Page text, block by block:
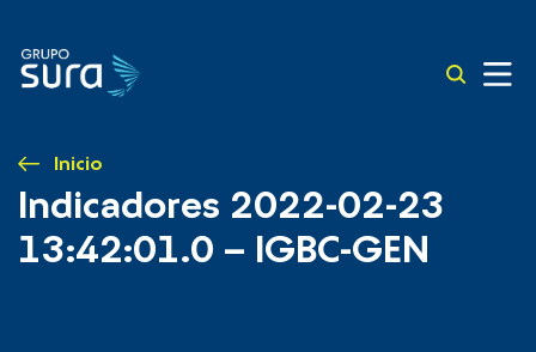
Inicio
Indicadores 2022-02-23
13:42:01.0 – IGBC-GEN